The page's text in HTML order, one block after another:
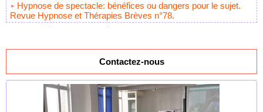
Hypnose de spectacle: bénéfices ou dangers pour le sujet.
Revue Hypnose et Thérapies Brèves n°78.
Contactez-nous